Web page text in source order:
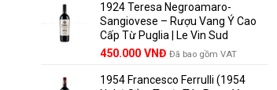
là:
858.000 VNĐ.
tại
là:
780.000 VNĐ.
1924 Teresa Negroamaro-
Sangiovese – Rượu Vang Ý Cao
Cấp Từ Puglia | Le Vin Sud
Giá
là:
450.000 VNĐGiá
tại
Đã bao gồm VAT
1954 Francesco Ferrulli (1954